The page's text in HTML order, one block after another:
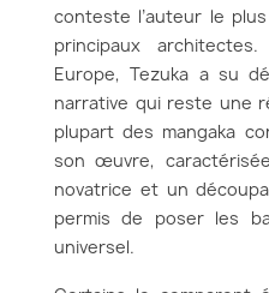
conteste l’auteur le
principaux
Europe, Tezuka a su
narrative qui reste une
plupart des mangaka
son œuvre,
novatrice et un
permis de poser les
universel.